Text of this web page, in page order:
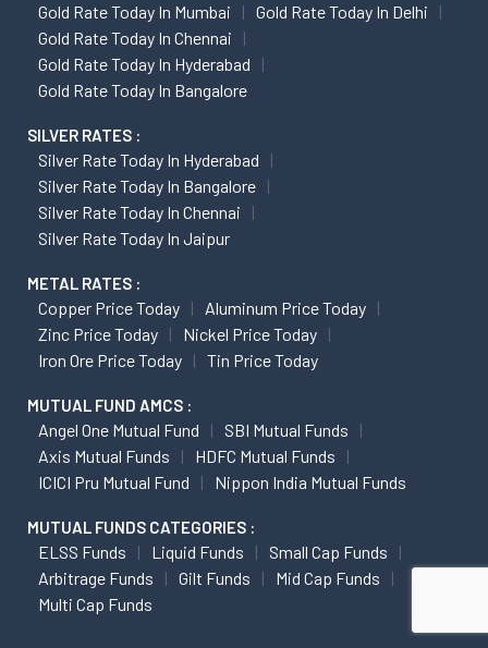
Gold Rate Today In Mumbai
Gold Rate Today In Delhi
Gold Rate Today In Chennai
Gold Rate Today In Hyderabad
Gold Rate Today In Bangalore
SILVER RATES :
Silver Rate Today In Hyderabad
Silver Rate Today In Bangalore
Silver Rate Today In Chennai
Silver Rate Today In Jaipur
METAL RATES :
Copper Price Today
Aluminum Price Today
Zinc Price Today
Nickel Price Today
Iron Ore Price Today
Tin Price Today
MUTUAL FUND AMCS :
Angel One Mutual Fund
SBI Mutual Funds
Axis Mutual Funds
HDFC Mutual Funds
ICICI Pru Mutual Fund
Nippon India Mutual Funds
MUTUAL FUNDS CATEGORIES :
ELSS Funds Liquid Funds
Small Cap Funds
Arbitrage Funds
Gilt Funds
Mid Cap Funds
Multi Cap Funds